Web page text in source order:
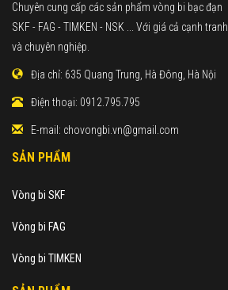
Chuyên cung cấp các sản phẩm vòng bi bạc đạn
SKF - FAG - TIMKEN - NSK ... Với giá cả cạnh tranh
và chuyên nghiệp.
Địa chỉ: 635 Quang Trung, Hà Đông, Hà Nội
Điện thoại: 0912.795.795
E-mail: chovongbi.vn@gmail.com
SẢN PHẨM
Vòng bi SKF
Vòng bi FAG
Vòng bi TIMKEN